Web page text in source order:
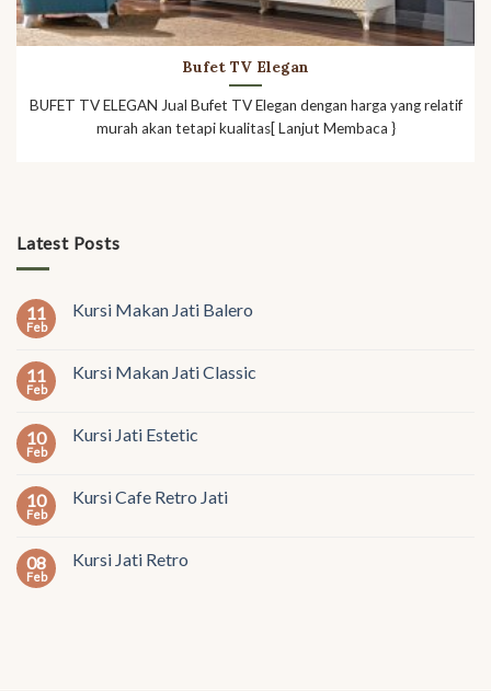
Latest Posts
11
Feb
Kursi Makan Jati Balero
11
Feb
Kursi Makan Jati Classic
10
Feb
Kursi Jati Estetic
10
Feb
Kursi Cafe Retro Jati
08
Feb
Kursi Jati Retro
Bufet TV Elegan
BUFET TV ELEGAN Jual Bufet TV Elegan dengan harga yang relatif
murah akan tetapi kualitas[ Lanjut Membaca }